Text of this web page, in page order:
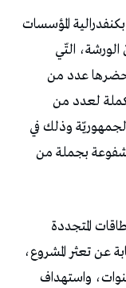
المؤسسات
الورشة، التّي
حضرها عدد من
لعدد من
وذلك في
بجملة من
المتجددة
عن تعثر المشروع،
واستهداف